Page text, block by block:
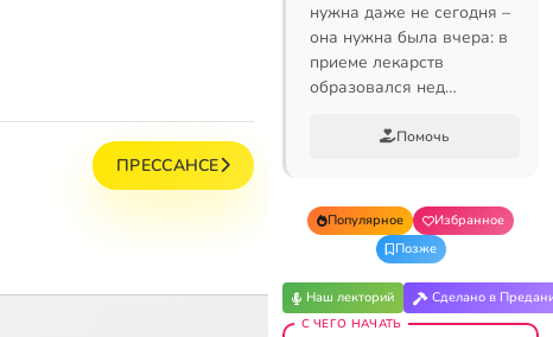
ПРЕССАНСЕ
нужна даже не сегодня –
она нужна была вчера: в
приеме лекарств
образовался нед…
Помочь
Популярное
Избранное
Позже
Наш лекторий Сделано в
С ЧЕГО НАЧАТЬ